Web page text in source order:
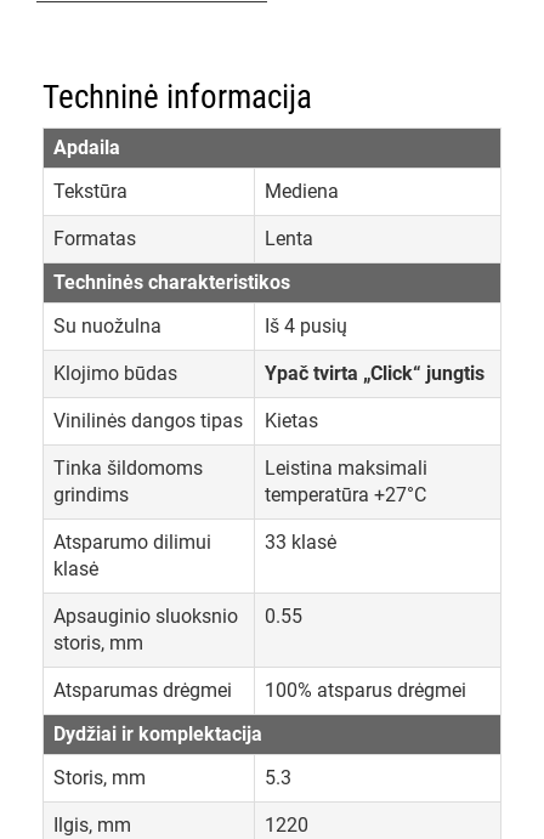
Techninė informacija
Apdaila
Tekstūra
Mediena
Formatas
Lenta
Techninės charakteristikos
Su nuožulna
Iš 4 pusių
Klojimo būdas Ypač tvirta „Click“ jungtis
Vinilinės dangos tipas Kietas
Tinka šildomoms
grindims
Leistina maksimali
temperatūra +27°C
Atsparumo dilimui
klasė
33 klasė
Apsauginio sluoksnio
storis, mm
0.55
Atsparumas drėgmei
100% atsparus drėgmei
Dydžiai ir komplektacija
Storis, mm
5.3
Ilgis, mm 1220